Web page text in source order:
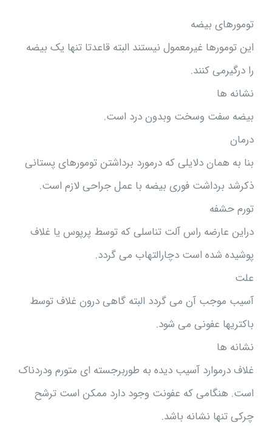
تومورهای بیضه
این تومورها غیرمعمول نیستند البته قاعدتا تنها یک بیضه
را درگیرمی کنند.
نشانه ها
بیضه سفت وسخت وبدون درد است.
درمان
بنا به همان دلایلی که درمورد برداشتن تومورهای پستانی
ذکرشد برداشت فوری بیضه با عمل جراحی لازم است.
تورم حشفه
دراین عارضه راس آلت تناسلی که توسط پرپوس یا غلاف
پوشیده شده است دچارالتهاب می گردد.
علت
آسیب موجب آن می گردد البته گاهی درون غلاف توسط
باکتریها عفونی می شود.
نشانه ها
غلاف درموارد آسیب دیده به طوربرجسته ای متورم ودردناک
است. هنگامی که عفونت وجود دارد ممکن است ترشح
چرکی تنها نشانه باشد.